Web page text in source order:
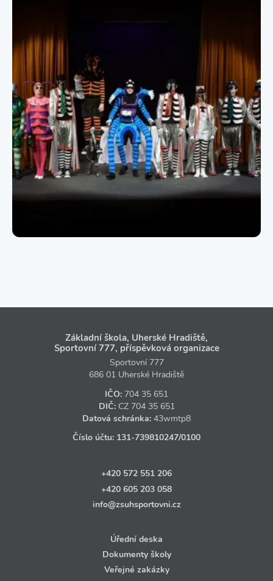
Základní škola, Uherské Hradiště,
Sportovní 777, příspěvková organizace
Sportovní 777
686 01 Uherské Hradiště
IČO: 704 35 651
DIČ: CZ 704 35 651
Datová schránka: 43wmtp8
Číslo účtu: 131‑739810247/0100
+420 572 551 206
+420 605 203 058
info@zsuhsportovni.cz
Úřední deska
Dokumenty školy
Veřejné zakázky